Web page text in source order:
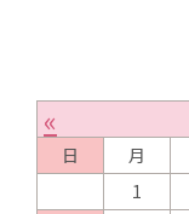
«
日 月
1